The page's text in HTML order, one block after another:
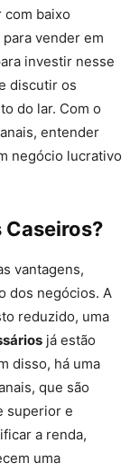
com baixo
vender em
investir nesse
discutir os
do lar. Com o
entender
negócio lucrativo
Caseiros?
vantagens,
dos negócios. A
reduzido, uma
já estão
disso, há uma
que são
superior e
a renda,
uma